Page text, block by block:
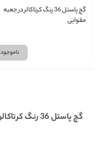
گچ پاستل 36 رنگ کرتاکالر در جعبه
مقوایی
ناموجود
گچ پاستل 36 رنگ کرتاکالر